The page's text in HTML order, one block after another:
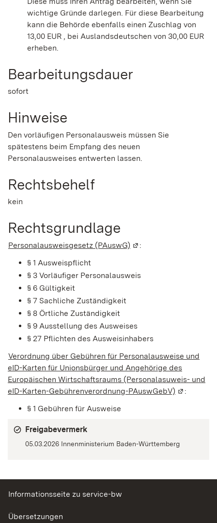
wichtige Gründe darlegen. Für diese Bearbeitung
kann die Behörde ebenfalls einen Zuschlag von
13,00 EUR , bei Auslandsdeutschen von 30,00 EUR
erheben.
Bearbeitungsdauer
sofort
Hinweise
Den vorläufigen Personalausweis müssen Sie
spätestens beim Empfang des neuen
Personalausweises entwerten lassen.
Rechtsbehelf
kein
Rechtsgrundlage
Personalausweisgesetz (PAuswG) (Wird in einem neuen
:
§ 1 Ausweispflicht
§ 3 Vorläufiger Personalausweis
§ 6 Gültigkeit
§ 7 Sachliche Zuständigkeit
§ 8 Örtliche Zuständigkeit
§ 9 Ausstellung des Ausweises
§ 27 Pflichten des Ausweisinhabers
Verordnung über Gebühren für Personalausweise und
eID-Karten für Unionsbürger und Angehörige des
Europäischen Wirtschaftsraums (Personalasuweis- und
eID-Karten-Gebührenverordnung-PAuswGebV) (Wird in
:
§ 1 Gebühren für Ausweise
Freigabevermerk
05.03.2026 Innenministerium Baden-Württemberg
Informationsseite zu service-bw
Übersetzungen